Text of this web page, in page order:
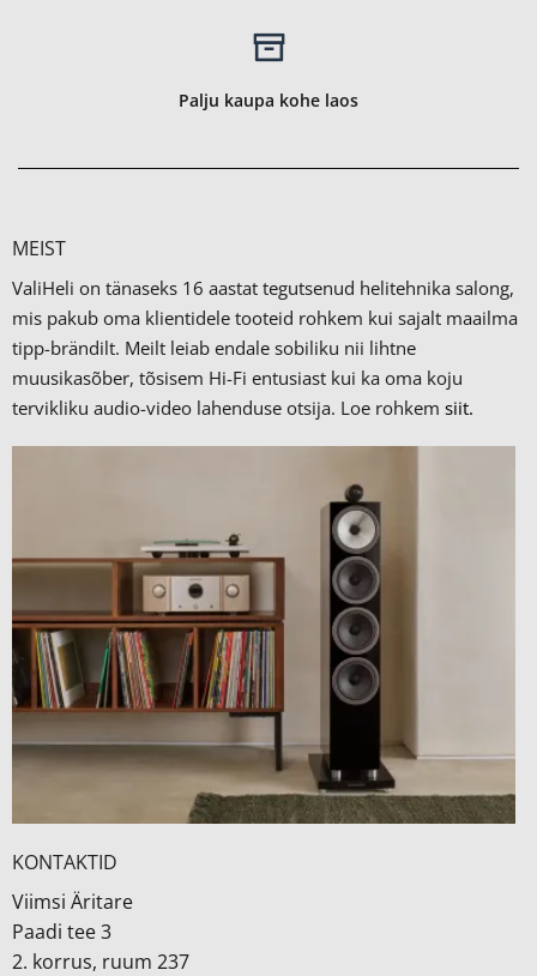
Palju kaupa kohe laos
MEIST
ValiHeli on tänaseks 16 aastat tegutsenud helitehnika salong,
mis pakub oma klientidele tooteid rohkem kui sajalt maailma
tipp-brändilt. Meilt leiab endale sobiliku nii lihtne
muusikasõber, tõsisem Hi-Fi entusiast kui ka oma koju
tervikliku audio-video lahenduse otsija. Loe rohkem siit.
KONTAKTID
Viimsi Äritare
Paadi tee 3
2. korrus, ruum 237